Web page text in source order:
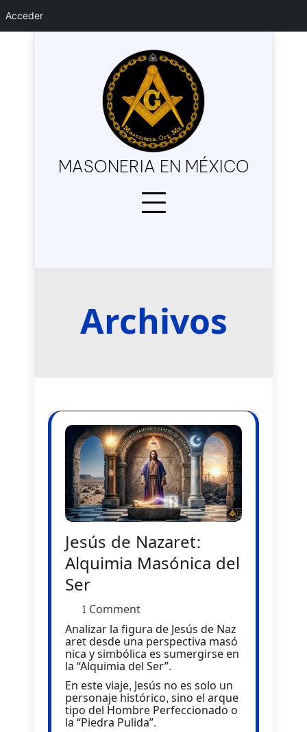
Acceder
MASONERIA EN MÉXICO
Archivos
Jesús de Nazaret:
Alquimia Masónica del
Ser
1 Comment
Analizar la figura de Jesús de Naz
aret desde una perspectiva masó
nica y simbólica es sumergirse en
la “Alquimia del Ser”.
En este viaje, Jesús no es solo un
personaje histórico, sino el arque
tipo del Hombre Perfeccionado o
la “Piedra Pulida”.